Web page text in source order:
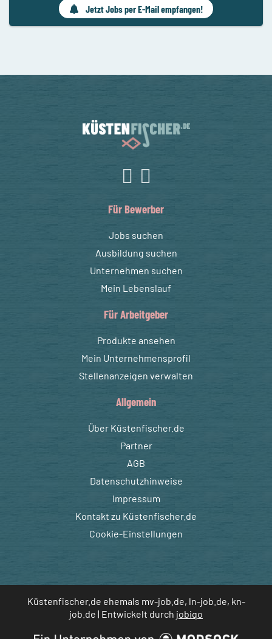
Jetzt Jobs per E-Mail empfangen!
Für Bewerber
Jobs suchen
Ausbildung suchen
Unternehmen suchen
Mein Lebenslauf
Für Arbeitgeber
Produkte ansehen
Mein Unternehmensprofil
Stellenanzeigen verwalten
Allgemein
Über Küstenfischer.de
Partner
AGB
Datenschutzhinweise
Impressum
Kontakt zu Küstenfischer.de
Cookie-Einstellungen
Küstenfischer.de ehemals mv-job.de, ln-job.de, kn-
job.de | Entwickelt durch jobiqo